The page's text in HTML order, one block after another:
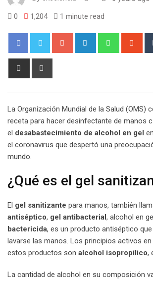
0 1,204 1 minute read
Google+ LinkedIn Whatsapp
Share
La Organización Mundial de la Salud (OMS)
receta para hacer desinfectante de manos
el desabastecimiento de alcohol en gel
el coronavirus que despertó una
mundo.
¿Qué es el gel
El gel sanitizante para manos, también
antiséptico, gel antibacterial , alcohol en
bactericida, es un producto antiséptico
lavarse las manos. Los principios activos
estos productos son alcohol isopropílico,
La cantidad de alcohol en su composición